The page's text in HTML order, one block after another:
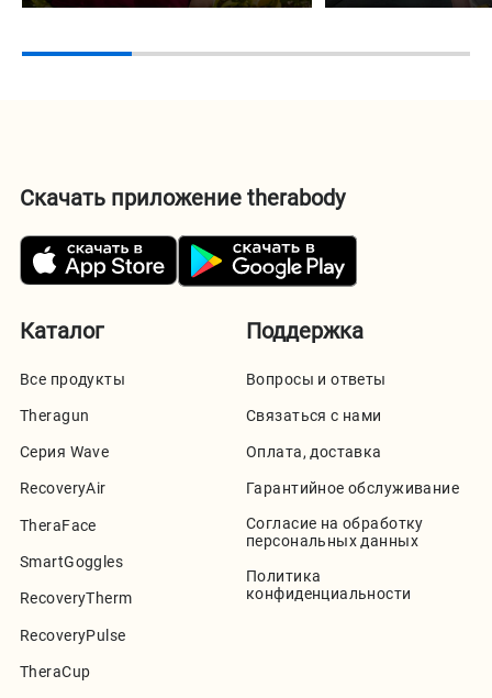
Каталог
Все продукты
Theragun
Серия Wave
RecoveryAir
TheraFace
SmartGoggles
RecoveryTherm
RecoveryPulse
TheraCup
Поддержка
Вопросы и ответы
Связаться с нами
Оплата, доставка
Гарантийное обслуживание
Согласие на обработку
персональных данных
Политика
конфиденциальности
Скачать приложение therabody